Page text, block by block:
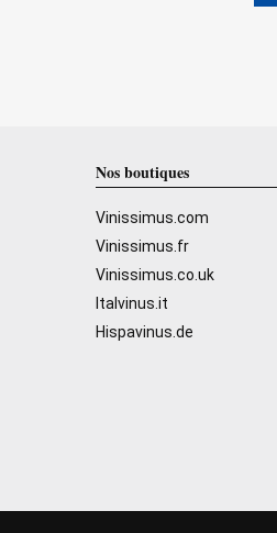
Nos boutiques
Vinissimus.com
Vinissimus.fr
Vinissimus.co.uk
Italvinus.it
Hispavinus.de